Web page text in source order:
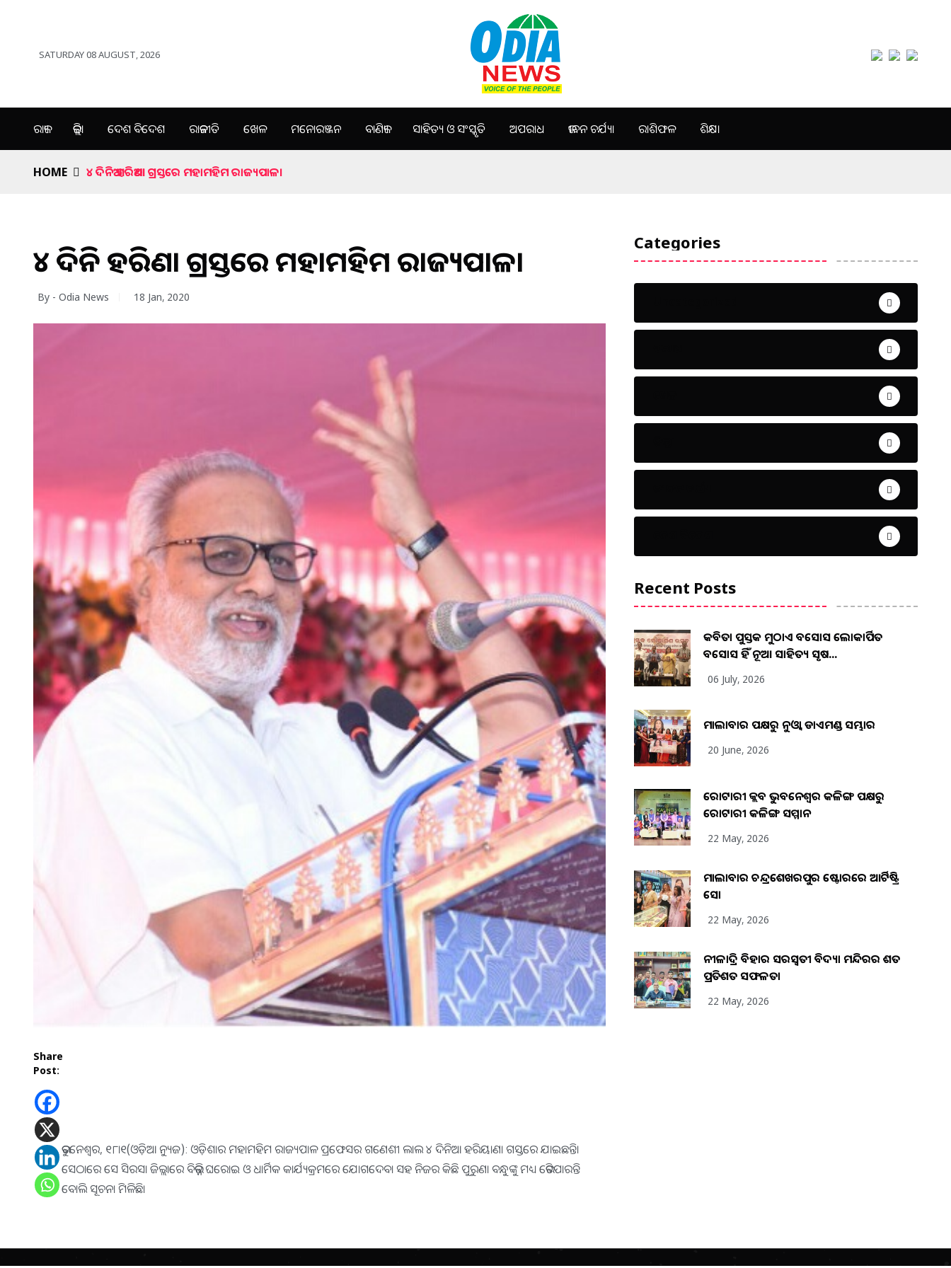
SATURDAY 08 AUGUST, 2026
ରାଜ୍ୟ ଜିଲ୍ଲା ଦେଶ ବିଦେଶ ରାଜନୀତି ଖେଳ ମନୋରଞ୍ଜନ ବାଣିଜ୍ୟ ସାହିତ୍ୟ ଓ ସଂସ୍କୃତି ଅପରାଧ ଜୀବନ ଚର୍ଯ୍ୟା ରାଶିଫଳ ଶିକ୍ଷା
HOME ୪ ଦିନିଆ ହରିଆଣା ଗ୍ରସ୍ତରେ ମହାମହିମ ରାଜ୍ୟପାଳ।
୪ ଦିନିଆ ହରିଆଣା ଗ୍ରସ୍ତରେ ମହାମହିମ ରାଜ୍ୟପାଳ।
By - Odia News 18 Jan, 2020
Share
Post:
ଭୁବନେଶ୍ୱର, ୧୮ା୧(ଓଡ଼ିଆ ନ୍ୟୁଜ): ଓଡ଼ିଶାର ମହାମହିମ ରାଜ୍ୟପାଳ ପ୍ରଫେସର ଗଣେଶୀ ଲାଲ ୪ ଦିନିଆ ହରିୟାଣା ଗସ୍ତରେ ଯାଇଛନ୍ତି।
ସେଠାରେ ସେ ସିରସା ଜିଲ୍ଲାରେ ବିଭିନ୍ନ ଘରୋଇ ଓ ଧାର୍ମିକ କାର୍ଯ୍ୟକ୍ରମରେ ଯୋଗଦେବା ସହ ନିଜର କିଛି ପୁରୁଣା ବନ୍ଧୁଙ୍କୁ ମଧ୍ୟ ଭେଟିପାରନ୍ତି
ବୋଲି ସୂଚନା ମିଳିଛି।
Categories
Recent Posts
କବିତା ପୁସ୍ତକ ମୁଠାଏ ଅବସୋସ ଲୋକାର୍ପିତ
ଅବସୋସ ହିଁ ନୂଆ ସାହିତ୍ୟ ସୃଷ...
06 July, 2026
ମାଲାବାର ପକ୍ଷରୁ ନୁଓ୍ବା ଡାଏମଣ୍ଡ ସମ୍ଭାର
20 June, 2026
ରୋଟାରୀ କ୍ଲବ ଭୁବନେଶ୍ୱର କଳିଙ୍ଗ ପକ୍ଷରୁ
ରୋଟାରୀ କଳିଙ୍ଗ ସମ୍ମାନ
22 May, 2026
ମାଲାବାର ଚନ୍ଦ୍ରଶେଖରପୁର ଷ୍ଟୋରରେ ଆର୍ଟିଷ୍ଟ୍ରି
ସୋ
22 May, 2026
ନୀଳାଦ୍ରି ବିହାର ସରସ୍ୱତୀ ବିଦ୍ୟା ମନ୍ଦିରର ଶତ
ପ୍ରତିଶତ ସଫଳତା
22 May, 2026